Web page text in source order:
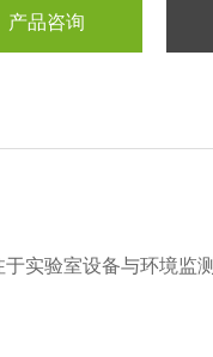
产品咨询
实验室设备与环境监